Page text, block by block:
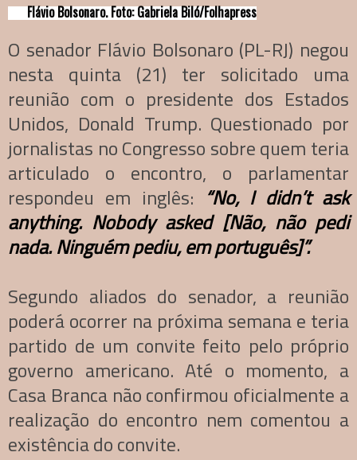
Flávio Bolsonaro. Foto: Gabriela Biló/Folhapress
O senador Flávio Bolsonaro (PL-RJ) negou
nesta quinta (21) ter solicitado uma
reunião com o presidente dos Estados
Unidos, Donald Trump. Questionado por
jornalistas no Congresso sobre quem teria
articulado o encontro, o parlamentar
respondeu em inglês: “No, I didn’t ask
anything. Nobody asked [Não, não pedi
nada. Ninguém pediu, em português]”.
Segundo aliados do senador, a reunião
poderá ocorrer na próxima semana e teria
partido de um convite feito pelo próprio
governo americano. Até o momento, a
Casa Branca não confirmou oficialmente a
realização do encontro nem comentou a
existência do convite.